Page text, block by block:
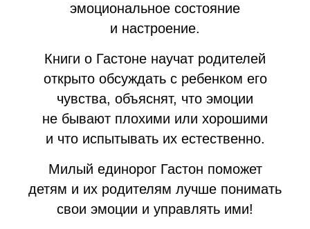
эмоциональное состояние
и настроение.
Книги о Гастоне научат родителей
открыто обсуждать с ребенком его
чувства, объяснят, что эмоции
не бывают плохими или хорошими
и что испытывать их естественно.
Милый единорог Гастон поможет
детям и их родителям лучше понимать
свои эмоции и управлять ими!